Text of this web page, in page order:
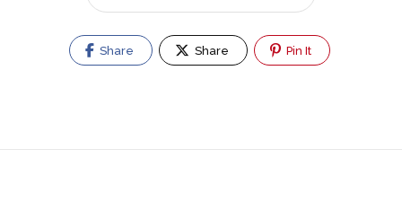
Share Share Pin It